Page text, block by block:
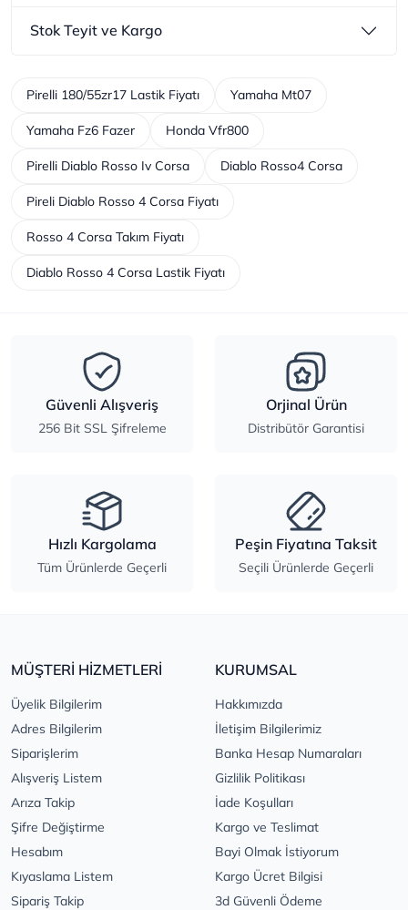
Stok Teyit ve Kargo
Pirelli 180/55zr17 Lastik Fiyatı Yamaha Mt07
Yamaha Fz6 Fazer Honda Vfr800
Pirelli Diablo Rosso Iv Corsa Diablo Rosso4 Corsa
Pireli Diablo Rosso 4 Corsa Fiyatı
Rosso 4 Corsa Takım Fiyatı
Diablo Rosso 4 Corsa Lastik Fiyatı
Güvenli Alışveriş
256 Bit SSL Şifreleme
Orjinal Ürün
Distribütör Garantisi
Hızlı Kargolama
Tüm Ürünlerde Geçerli
Peşin Fiyatına Taksit
Seçili Ürünlerde Geçerli
MÜŞTERİ HİZMETLERİ
Üyelik Bilgilerim
Adres Bilgilerim
Siparişlerim
Alışveriş Listem
Arıza Takip
Şifre Değiştirme
Hesabım
Kıyaslama Listem
Sipariş Takip
KURUMSAL
Hakkımızda
İletişim Bilgilerimiz
Banka Hesap Numaraları
Gizlilik Politikası
İade Koşulları
Kargo ve Teslimat
Bayi Olmak İstiyorum
Kargo Ücret Bilgisi
3d Güvenli Ödeme